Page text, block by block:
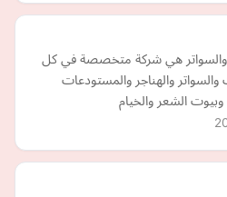
والسواتر هي شركة متخصصة في كل
والهناجر والمستودعات
الشعر والخيام